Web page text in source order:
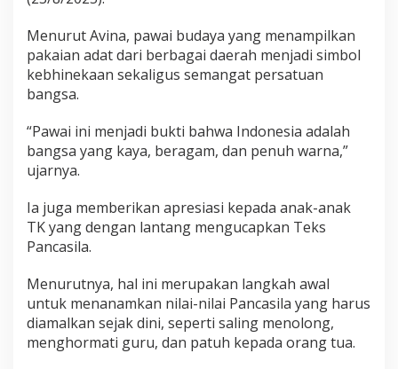
Menurut Avina, pawai budaya yang menampilkan
pakaian adat dari berbagai daerah menjadi simbol
kebhinekaan sekaligus semangat persatuan
bangsa.
“Pawai ini menjadi bukti bahwa Indonesia adalah
bangsa yang kaya, beragam, dan penuh warna,”
ujarnya.
Ia juga memberikan apresiasi kepada anak-anak
TK yang dengan lantang mengucapkan Teks
Pancasila.
Menurutnya, hal ini merupakan langkah awal
untuk menanamkan nilai-nilai Pancasila yang harus
diamalkan sejak dini, seperti saling menolong,
menghormati guru, dan patuh kepada orang tua.